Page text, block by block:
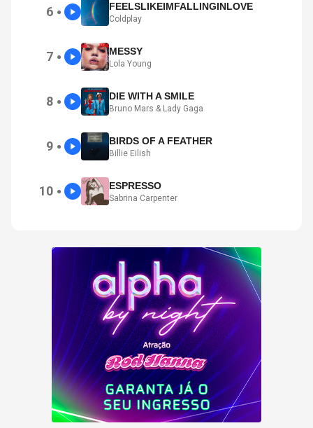
6 ● FEELSLIKEIMFALLINGINLOVE
Coldplay
7 ● MESSY
Lola Young
8 ● DIE WITH A SMILE
Bruno Mars & Lady Gaga
9 ● BIRDS OF A FEATHER
Billie Eilish
10 ● ESPRESSO
Sabrina Carpenter